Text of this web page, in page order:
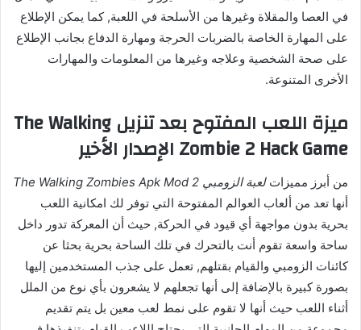
في العصا والمقلاة وغيرها من الأسلحة في اللعبة, كما يمكن الإطلاع
على المهارة الخاصة بالضربات الحرجة ومهارة الدفاع بجانب الإطلاع
على صحة الشخصية وعلاجه وغيرها من المعلومات والمهارات
الأخرى المتنوعة.
ميزة اللعب المفتوح بعد تنزيل The Walking
Zombie 2 Hack Game الإصدار الأخير
من أبرز مميزاتلعبة الزومبي The Walking Zombies Apk Mod 2
أنها تعد من ألعاب العوالم المفتوحة التي توفر لك امكانية اللعب
بحرية بدون مواجهة أي قيود في الحركة, حيث أن المعركة تدور داخل
ساحة واسعة تقوم أنت بالتحرك في تلك الساحة بحرية بحثا عن
كائنات الزومبي والقيام بقتلهم, تعمل على جذب المستخدمين إليها
بصورة كبيرة بالإضافة إلى أنها تجعلهم لا يشعرون بأي نوع من الملل
أثناء اللعب حيث أنها لا تقوم على نمط لعب معين بل يتم تقديم